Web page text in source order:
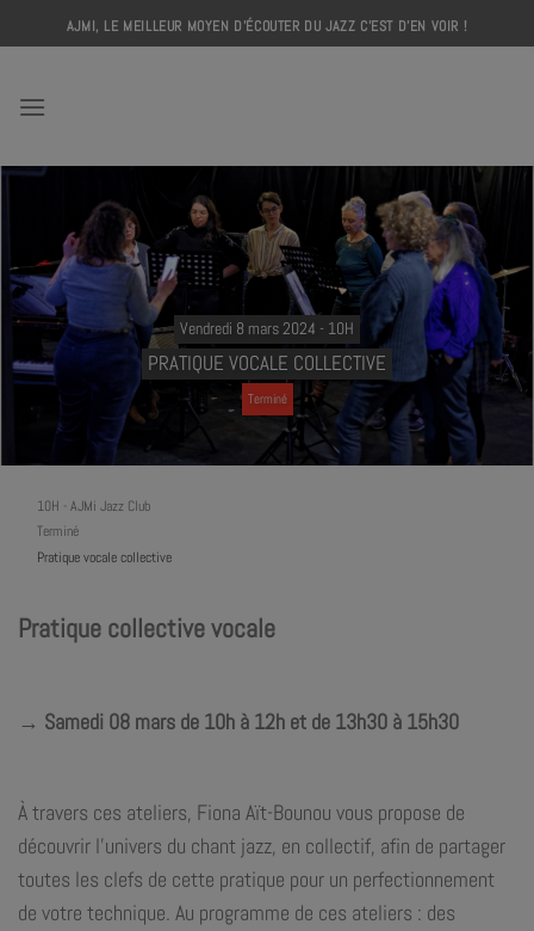
to
AJMI, LE MEILLEUR MOYEN D'ÉCOUTER DU JAZZ C'EST D'EN VOIR !
Vendredi 8 mars 2024 - 10H
PRATIQUE VOCALE COLLECTIVE
Terminé
10H - AJMi Jazz Club
Terminé
Pratique vocale collective
Pratique collective vocale
→ Samedi 08 mars de 10h à 12h et de 13h30 à 15h30
À travers ces ateliers, Fiona Aït-Bounou vous propose de
découvrir l’univers du chant jazz, en collectif, afin de partager
toutes les clefs de cette pratique pour un perfectionnement
de votre technique. Au programme de ces ateliers : des